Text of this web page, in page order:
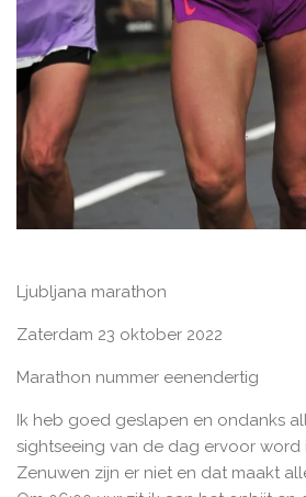
Ljubljana marathon
Zaterdam 23 oktober 2022
Marathon nummer eenendertig
Ik heb goed geslapen en ondanks
sightseeing van de dag ervoor word
Zenuwen zijn er niet en dat maakt